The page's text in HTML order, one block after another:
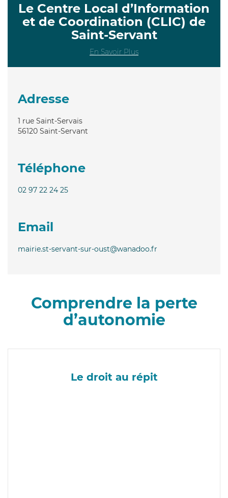
Le Centre Local d’Information
et de Coordination (CLIC) de
Saint-Servant
En Savoir Plus
Adresse
1 rue Saint-Servais
56120 Saint-Servant
Téléphone
02 97 22 24 25
Email
mairie.st-servant-sur-oust@wanadoo.fr
Comprendre la perte
d’autonomie
Le droit au répit